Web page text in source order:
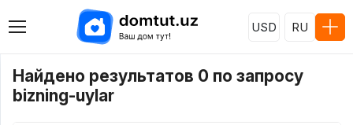
USD RU
Найдено результатов 0 по запросу
bizning-uylar